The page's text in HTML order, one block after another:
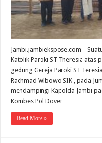
Jambi.jambiekspose.com –
Katolik Paroki ST Theresia atas
gedung Gereja Paroki ST
Rachmad Wibowo SIK , pada
mendampingi Kapolda Jambi
Kombes Pol Dover …
Read More »